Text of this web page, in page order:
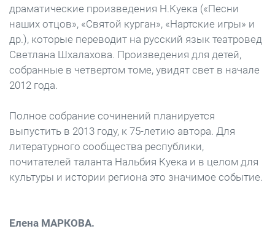
драматические произведения Н.Куека («Песни
наших отцов», «Святой курган», «Нартские игры» и
др.), которые переводит на русский язык театровед
Светлана Шхалахова. Произведения для детей,
собранные в четвертом томе, увидят свет в начале
2012 года.
Полное собрание сочинений планируется
выпустить в 2013 году, к 75-летию автора. Для
литературного сообщества республики,
почитателей таланта Нальбия Куека и в целом для
культуры и истории региона это значимое событие.
Елена МАРКОВА.